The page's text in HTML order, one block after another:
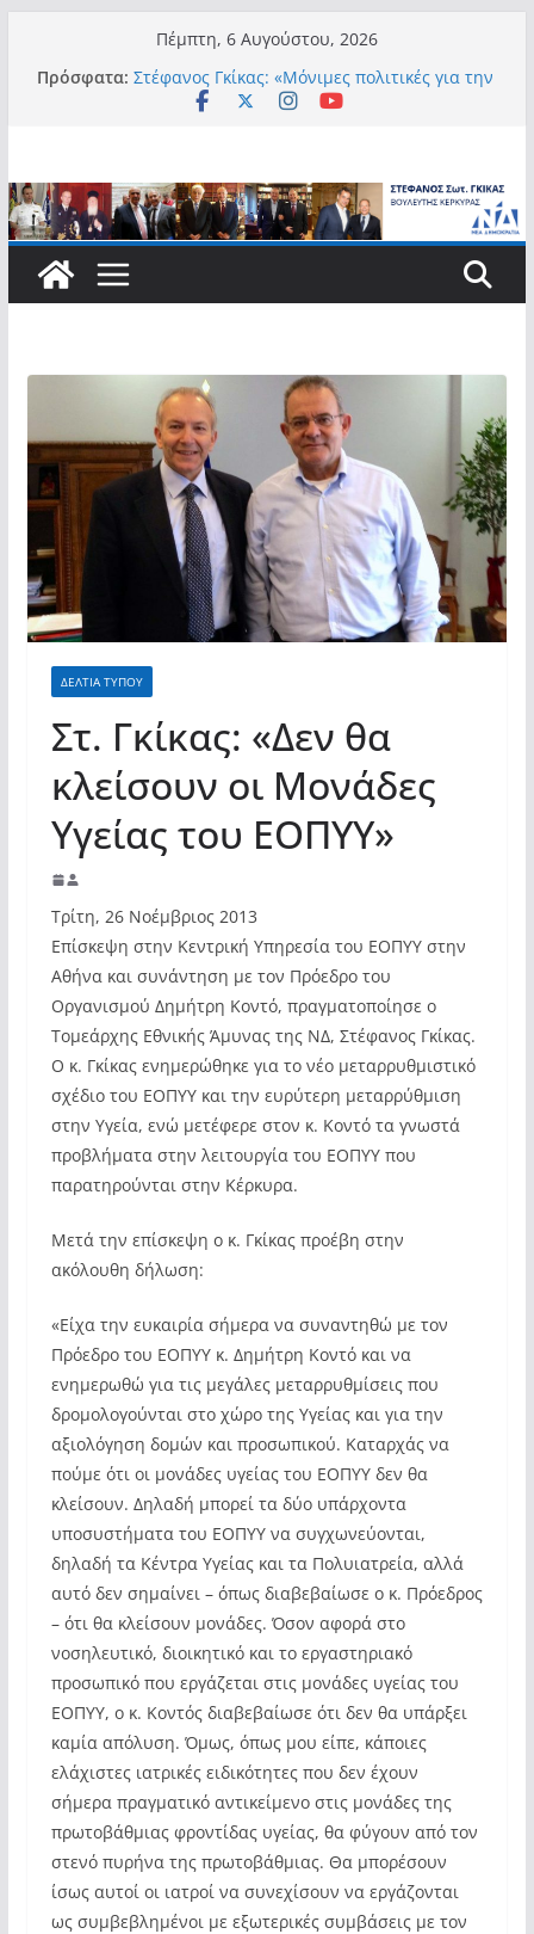
περιεχόμενο
Πέμπτη, 6 Αυγούστου, 2026
Πρόσφατα: Στέφανος Γκίκας: «Μόνιμες πολιτικές για την
αυτονομία, την αξιοπρέπεια και την ισότιμη
Στέφανος Γκίκας:
Στέφανος Γκίκας: «Η πρωτοβουλία “Smart
Island – Gov Access Booth” ενισχύει την
ισότιμη πρόσβαση των νησιωτών μας στις
911 νέους φοιτητές που επέλεξαν τα 6
Τμήματα της Κέρκυρας για τις σπουδές
τους»
Στέφανος Γκίκας: «Οι νέες προκλήσεις, όπως
η τεχνητή νοημοσύνη, η κλιματική κρίση, η
στεγαστική πίεση και η ανάγκη προστασίας
των επόμενων γενεών, επιβάλλουν
σύγχρονες και ουσιαστικές θεσμικές
απαντήσεις»
ΔΕΛΤΙΑ ΤΥΠΟΥ
Στ. Γκίκας: «Δεν θα
κλείσουν οι Μονάδες
Υγείας του ΕΟΠΥΥ»
Τρίτη, 26 Νοέμβριος 2013
Επίσκεψη στην Κεντρική Υπηρεσία του ΕΟΠΥΥ στην
Αθήνα και συνάντηση με τον Πρόεδρο του
Οργανισμού Δημήτρη Κοντό, πραγματοποίησε ο
Τομεάρχης Εθνικής Άμυνας της ΝΔ, Στέφανος Γκίκας.
Ο κ. Γκίκας ενημερώθηκε για το νέο μεταρρυθμιστικό
σχέδιο του ΕΟΠΥΥ και την ευρύτερη μεταρρύθμιση
στην Υγεία, ενώ μετέφερε στον κ. Κοντό τα γνωστά
προβλήματα στην λειτουργία του ΕΟΠΥΥ που
παρατηρούνται στην Κέρκυρα.
Μετά την επίσκεψη ο κ. Γκίκας προέβη στην
ακόλουθη δήλωση:
«Είχα την ευκαιρία σήμερα να συναντηθώ με τον
Πρόεδρο του ΕΟΠΥΥ κ. Δημήτρη Κοντό και να
ενημερωθώ για τις μεγάλες μεταρρυθμίσεις που
δρομολογούνται στο χώρο της Υγείας και για την
αξιολόγηση δομών και προσωπικού. Καταρχάς να
πούμε ότι οι μονάδες υγείας του ΕΟΠΥΥ δεν θα
κλείσουν. Δηλαδή μπορεί τα δύο υπάρχοντα
υποσυστήματα του ΕΟΠΥΥ να συγχωνεύονται,
δηλαδή τα Κέντρα Υγείας και τα Πολυιατρεία, αλλά
αυτό δεν σημαίνει – όπως διαβεβαίωσε ο κ. Πρόεδρος
– ότι θα κλείσουν μονάδες. Όσον αφορά στο
νοσηλευτικό, διοικητικό και το εργαστηριακό
προσωπικό που εργάζεται στις μονάδες υγείας του
ΕΟΠΥΥ, ο κ. Κοντός διαβεβαίωσε ότι δεν θα υπάρξει
καμία απόλυση. Όμως, όπως μου είπε, κάποιες
ελάχιστες ιατρικές ειδικότητες που δεν έχουν
σήμερα πραγματικό αντικείμενο στις μονάδες της
πρωτοβάθμιας φροντίδας υγείας, θα φύγουν από τον
στενό πυρήνα της πρωτοβάθμιας. Θα μπορέσουν
ίσως αυτοί οι ιατροί να συνεχίσουν να εργάζονται
ως συμβεβλημένοι με εξωτερικές συμβάσεις με τον